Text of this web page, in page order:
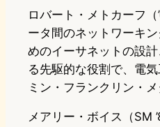
ロバート・メトカーフ
ータ間のネットワーキ
めのイーサネットの設
る先駆的な役割で、電
ミン・フランクリン・
メアリー・ボイス（SM